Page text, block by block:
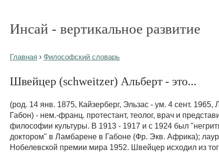
Инсай - вертикальное развитие
Главная › Философский словарь
Швейцер (schweitzer) Альберт - это...
(род. 14 янв. 1875, Кайзерберг, Эльзас - ум. 4 сент. 1965,
Габон) - нем.-франц. протестант, теолог, врач и
философии культуры. В 1913 - 1917 и с 1924 был
доктором" в Ламбарене в Габоне (Фр. Экв. Африка);
Нобелевской премии мира 1952. Швейцер исходил из